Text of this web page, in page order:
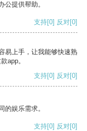
公提供帮助。
支持[0] 反对[0]
易上手，让我能够快速熟
app。
支持[0] 反对[0]
的娱乐需求。
支持[0] 反对[0]